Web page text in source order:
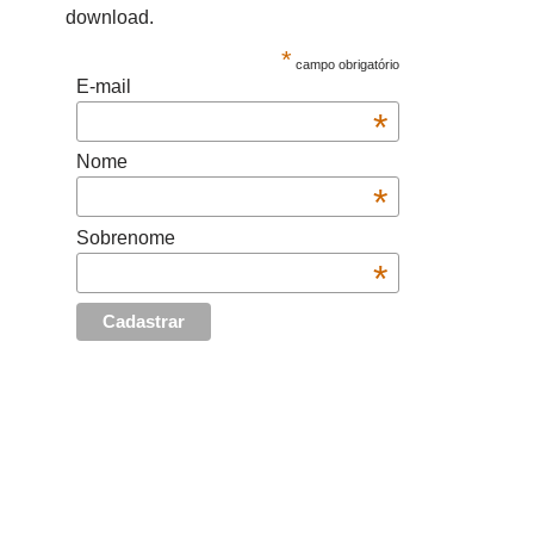
download.
* campo obrigatório
E-mail
*
Nome
*
Sobrenome
*